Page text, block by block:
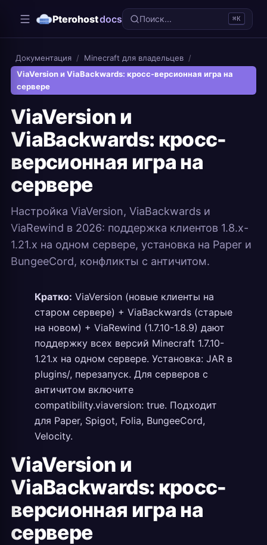
Pterohostdocs Поиск... ⌘K
Документация / Minecraft для владельцев /
ViaVersion и ViaBackwards: кросс-версионная игра на
сервере
ViaVersion и
ViaBackwards: кросс-
версионная игра на
сервере
Настройка ViaVersion, ViaBackwards и
ViaRewind в 2026: поддержка клиентов 1.8.x-
1.21.x на одном сервере, установка на Paper и
BungeeCord, конфликты с античитом.
Кратко: ViaVersion (новые клиенты на
старом сервере) + ViaBackwards (старые
на новом) + ViaRewind (1.7.10-1.8.9) дают
поддержку всех версий Minecraft 1.7.10-
1.21.x на одном сервере. Установка: JAR в
plugins/, перезапуск. Для серверов с
античитом включите
compatibility.viaversion: true. Подходит
для Paper, Spigot, Folia, BungeeCord,
Velocity.
ViaVersion и
ViaBackwards: кросс-
версионная игра на
сервере